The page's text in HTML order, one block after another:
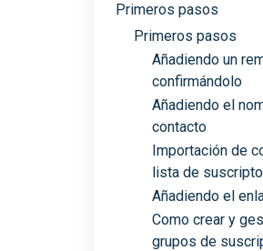
Primeros pasos
Primeros pasos
Añadiendo un
confirmándolo
Añadiendo el
contacto
Importación de
lista de
Añadiendo el
Como crear y
grupos de